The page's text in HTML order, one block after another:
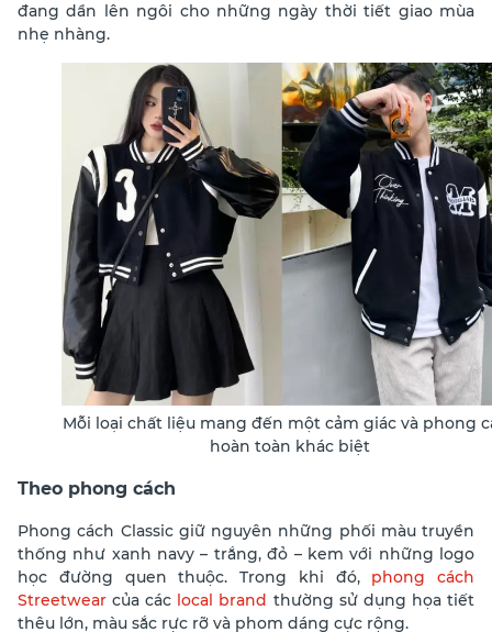
đang dần lên ngôi cho những ngày thời tiết giao mùa
nhẹ nhàng.
Mỗi loại chất liệu mang đến một cảm giác và phong
hoàn toàn khác biệt
Theo phong cách
Phong cách Classic giữ nguyên những phối màu truyền
thống như xanh navy – trắng, đỏ – kem với những logo
học đường quen thuộc. Trong khi đó, phong cách
Streetwear của các local brand thường sử dụng họa tiết
thêu lớn, màu sắc rực rỡ và phom dáng cực rộng.